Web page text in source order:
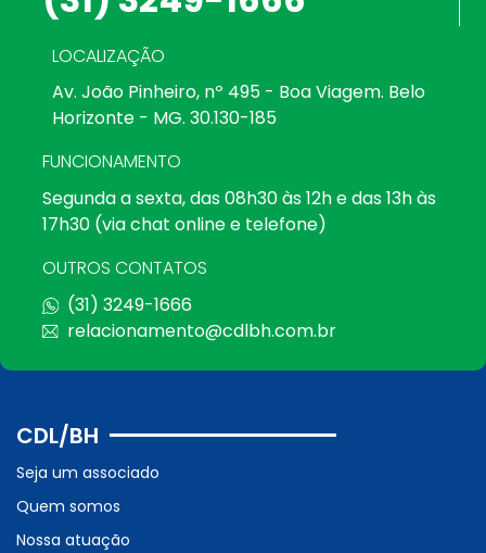
LOCALIZAÇÃO
Av. João Pinheiro, nº 495 - Boa Viagem. Belo
Horizonte - MG. 30.130-185
FUNCIONAMENTO
Segunda a sexta, das 08h30 às 12h e das 13h às
17h30 (via chat online e telefone)
OUTROS CONTATOS
(31) 3249-1666
relacionamento@cdlbh.com.br
CDL/BH
Seja um associado
Quem somos
Nossa atuação